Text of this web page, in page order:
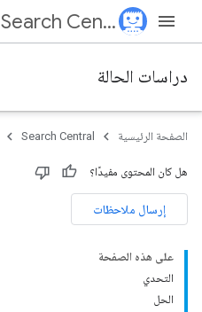
Search Central
دراسات الحالة
الصفحة الرئيسية Search Central
هل كان المحتوى مفيدًا؟
إرسال ملاحظات
على هذه الصفحة
التحدي
الحل